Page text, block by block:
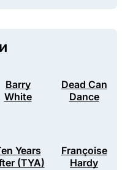
Barry
White
Dead Can
Dance
Years
(TYA)
Françoise
Hardy